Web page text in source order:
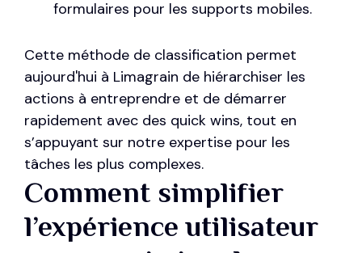
formulaires pour les supports mobiles.
Cette méthode de classification permet
aujourd'hui à Limagrain de hiérarchiser les
actions à entreprendre et de démarrer
rapidement avec des quick wins, tout en
s’appuyant sur notre expertise pour les
tâches les plus complexes.
Comment simplifier
l’expérience utilisateur